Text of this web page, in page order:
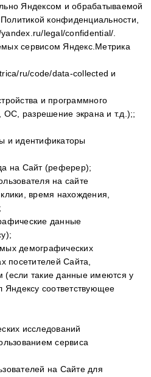
Яндексом и обрабатываемой
конфиденциальности,
legal/confidential/.
сервисом Яндекс.Метрика
ru/code/data-collected и
и программного
ОС, разрешение экрана и т.д.);;
и идентификаторы
на Сайт (реферер);
на сайте
время нахождения,
данные
демографических
посетителей Сайта,
(если такие данные имеются у
Яндексу соответствующее
исследований
сервиса
на Сайте для